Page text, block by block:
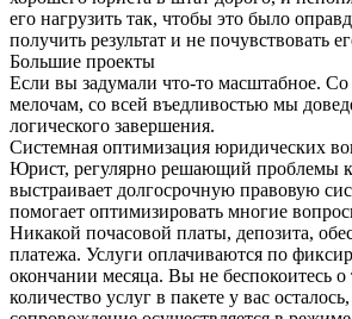
его нагрузить так, чтобы это было
получить результат и не почувствовать
Большие проекты
Если вы задумали что-то масштабное.
мелочам, со всей въедливостью мы
логического завершения.
Системная оптимизация юридических
Юрист, регулярно решающий проблемы
выстраивает долгосрочную правовую
помогает оптимизировать многие
Никакой почасовой платы, депозита,
платежа. Услуги оплачиваются по
окончании месяца. Вы не беспокоитесь о
количество услуг в пакете у вас